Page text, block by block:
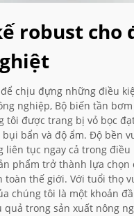
robust cho
chịu đựng những điều
nghiệp, Bộ biến tần
tôi được trang bị vỏ bọc
bẩn và độ ẩm. Độ bền
liên tục ngay cả trong
phẩm trở thành lựa chọn
toàn thế giới. Với tuổi thọ
chúng tôi là một khoản
quả trong sản xuất nông